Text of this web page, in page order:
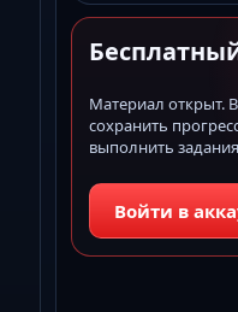
Материал открыт.
сохранить
выполнить
Войти в